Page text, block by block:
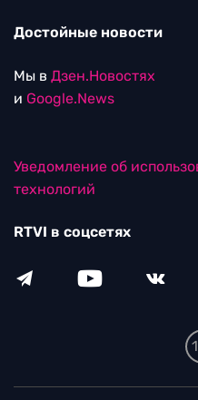
Достойные новости
Мы в Дзен.Новостях
и Google.News
Уведомление об
технологий
RTVI в соцсетях